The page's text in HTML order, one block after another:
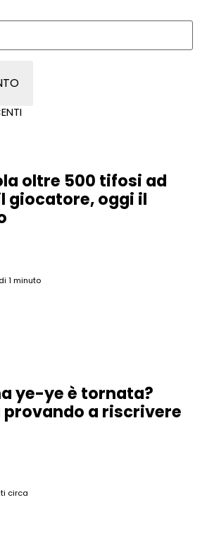
oltre 500 tifosi ad
giocatore, oggi il
1 minuto
ye-ye è tornata?
a riscrivere
circa